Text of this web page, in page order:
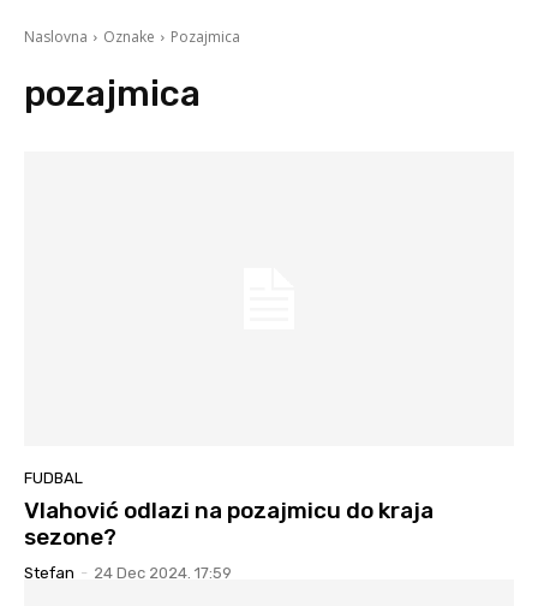
Naslovna Oznake Pozajmica
pozajmica
FUDBAL
Vlahović odlazi na pozajmicu do kraja
sezone?
Stefan - 24 Dec 2024. 17:59